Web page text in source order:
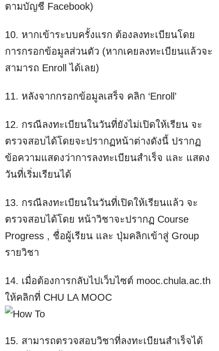
ตามบัญชี Facebook)
10. หากเข้าระบบครั้งแรก ต้องลงทะเบียนโดย
การกรอกข้อมูลส่วนตัว (หากเคยลงทะเบียนแล้วจะ
สามารถ Enroll ได้เลย)
11. หลังจากกรอกข้อมูลเสร็จ คลิก ‘Enroll’
12. กรณีลงทะเบียนในวันที่ยังไม่เปิดให้เรียน จะ
ตรวจสอบได้โดยจะปรากฏหน้าต่างดังนี้ ปรากฏ
ข้อความแสดงว่าการลงทะเบียนสำเร็จ และ แสดง
วันที่เริ่มเรียนได้
13. กรณีลงทะเบียนในวันที่เปิดให้เรียนแล้ว จะ
ตรวจสอบได้โดย หน้าวิชาจะปรากฏ Course
Progress , ชื่อผู้เรียน และ ปุ่มคลิกเข้าสู่ Group
รายวิชา
14. เมื่อต้องการกลับไปเว็บไซต์ mooc.chula.ac.th
ให้คลิกที่ CHU LA MOOC
15. สามารถตรวจสอบวิชาที่ลงทะเบียนสำเร็จได้